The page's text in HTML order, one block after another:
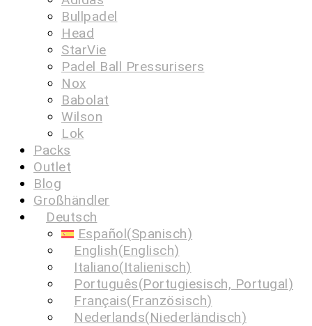
Bullpadel
Head
StarVie
Padel Ball Pressurisers
Nox
Babolat
Wilson
Lok
Packs
Outlet
Blog
Großhändler
Deutsch
Español(Spanisch)
English(Englisch)
Italiano(Italienisch)
Português(Portugiesisch, Portugal)
Français(Französisch)
Nederlands(Niederländisch)